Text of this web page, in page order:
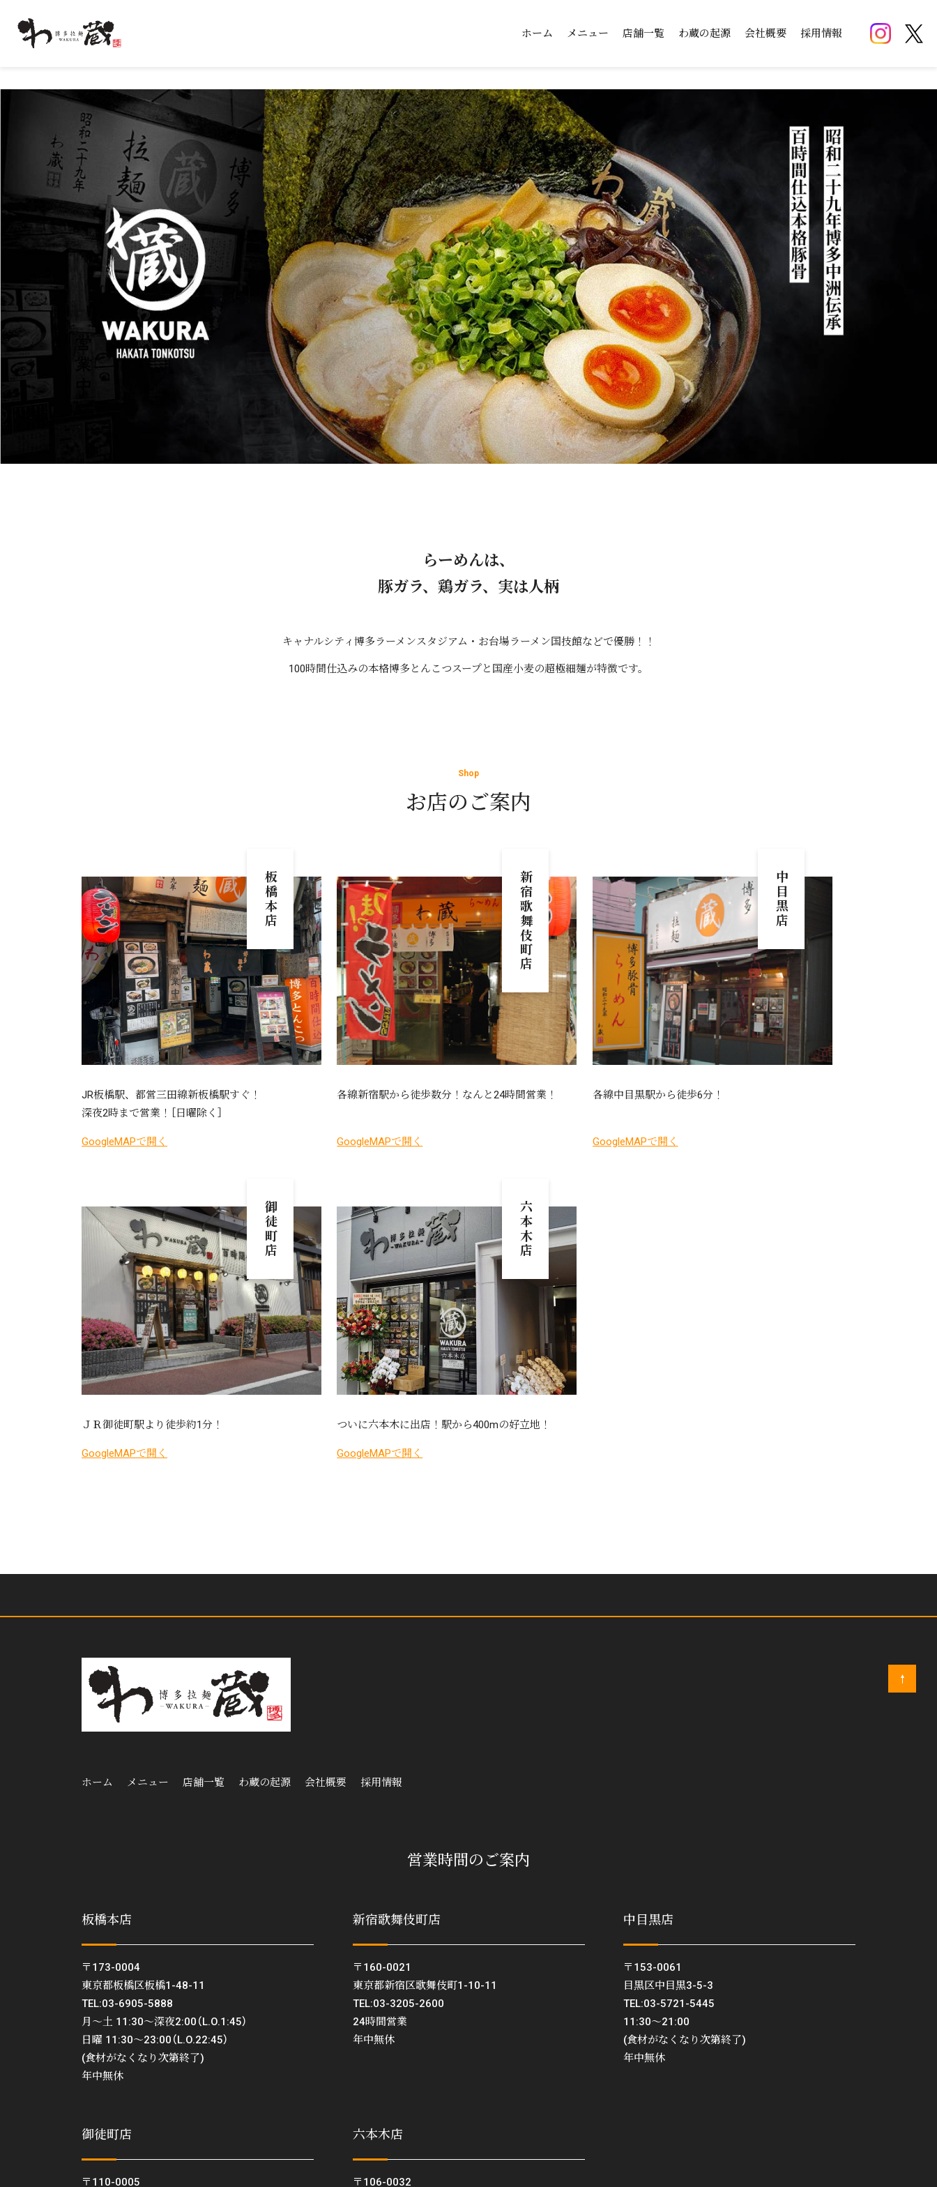
ホーム メニュー 店舗一覧 わ蔵の起源 会社概要 採用情報
らーめんは、
豚ガラ、鶏ガラ、実は人柄
キャナルシティ博多ラーメンスタジアム・お台場ラーメン国技館などで優勝！！
100時間仕込みの本格博多とんこつスープと国産小麦の超極細麺が特徴です。
Shop
お店のご案内
板橋本店
JR板橋駅、都営三田線新板橋駅すぐ！
深夜2時まで営業！［日曜除く］
GoogleMAPで開く
新宿歌舞伎町店
各線新宿駅から徒歩数分！なんと24時間営業！
GoogleMAPで開く
中目黒店
各線中目黒駅から徒歩6分！
GoogleMAPで開く
御徒町店
ＪＲ御徒町駅より徒歩約1分！
GoogleMAPで開く
六本木店
ついに六本木に出店！駅から400mの好立地！
GoogleMAPで開く
ホーム メニュー 店舗一覧 わ蔵の起源 会社概要 採用情報
営業時間のご案内
板橋本店
〒173-0004
東京都板橋区板橋1-48-11
TEL:03-6905-5888
月〜土 11:30〜深夜2:00（L.O.1:45）
日曜 11:30〜23:00（L.O.22:45）
(食材がなくなり次第終了)
年中無休
新宿歌舞伎町店
〒160-0021
東京都新宿区歌舞伎町1-10-11
TEL:03-3205-2600
24時間営業
年中無休
中目黒店
〒153-0061
目黒区中目黒3-5-3
TEL:03-5721-5445
11:30〜21:00
(食材がなくなり次第終了)
年中無休
御徒町店
〒110-0005
六本木店
〒106-0032